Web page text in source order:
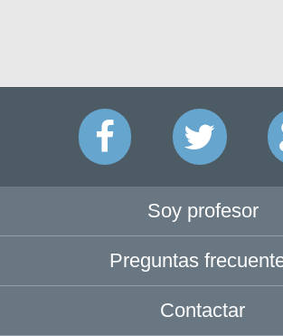
Soy profesor
Preguntas
Contactar